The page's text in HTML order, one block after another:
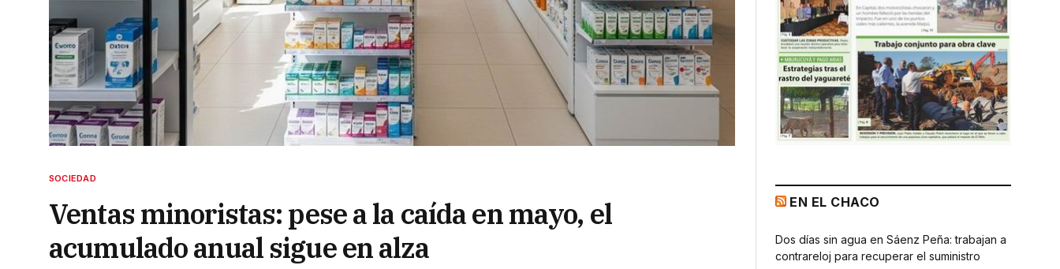
SOCIEDAD
Ventas minoristas: pese a la caída en mayo, el
acumulado anual sigue en alza
EN EL CHACO
Dos días sin agua en Sáenz Peña: trabajan a
contrareloj para recuperar el suministro